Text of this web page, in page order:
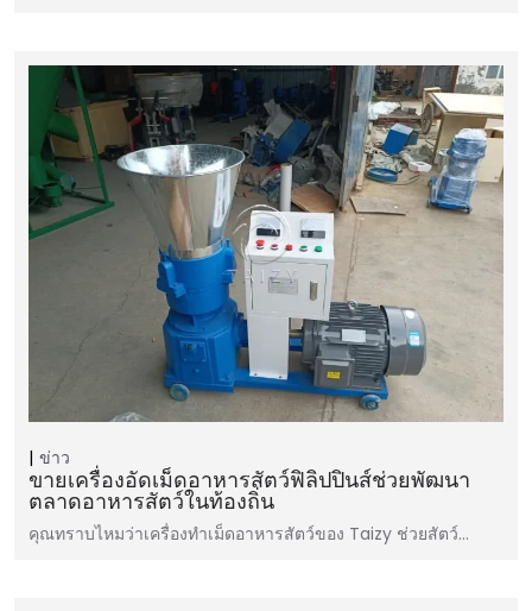
ข่าว
ขายเครื่องอัดเม็ดอาหารสัตว์ฟิลิปปินส์ช่วยพัฒนา
ตลาดอาหารสัตว์ในท้องถิ่น
คุณทราบไหมว่าเครื่องทำเม็ดอาหารสัตว์ของ Taizy ช่วยสัตว์…